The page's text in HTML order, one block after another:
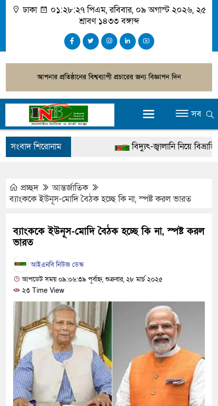
ঢাকা ০১:২৮:২৮ পিএম, রবিবার, ০৯ অগাস্ট ২০২৬, ২৫
শ্রাবণ ১৪৩৩ বঙ্গাব্দ
সব
সংবাদ শিরোনাম
বিদ্যুৎ-জ্বালানি নিয়ে বিভ্রান্তি
দেশটা আমাদের সবার,
স্বরাষ্ট্রমন্ত্রী
গাজীপুরে সাতজনকে হত্যার
হারুনসহ ১০ জন
ঢাকার চারপাশে সচল হবে নৌপথ,
রাজধানীর দুই মেট্রো স্টেশনে
প্রচ্ছদ
আন্তর্জাতিক
ব্যাংককে ইউনূস-মোদি বৈঠক হচ্ছে কি না, স্পষ্ট করল ভারত
ব্যাংককে ইউনূস-মোদি বৈঠক হচ্ছে কি না, স্পষ্ট করল
ভারত
আইএনবি নিউজ ডেস্ক
আপডেট সময় ০৯:০৬:৩৯ পূর্বাহ্ন, শুক্রবার, ২৮ মার্চ ২০২৫
২৩ Time View